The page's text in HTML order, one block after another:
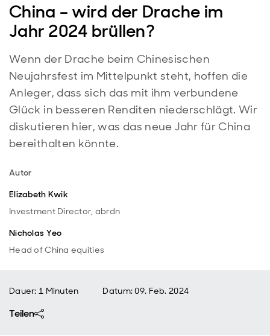
China – wird der Drache im
Jahr 2024 brüllen?
Wenn der Drache beim Chinesischen
Neujahrsfest im Mittelpunkt steht, hoffen die
Anleger, dass sich das mit ihm verbundene
Glück in besseren Renditen niederschlägt. Wir
diskutieren hier, was das neue Jahr für China
bereithalten könnte.
Autor
Elizabeth Kwik
Investment Director, abrdn
Nicholas Yeo
Head of China equities
Dauer: 1 Minuten Datum:09. Feb. 2024
Teilen